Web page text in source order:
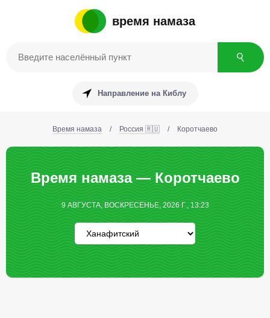
время намаза
Направление на Киблу
Время намаза / Россия 🇷🇺 / Коротчаево
Время намаза — Коротчаево
9 АВГУСТА, ВОСКРЕСЕНЬЕ, 2026 Г., 13:23